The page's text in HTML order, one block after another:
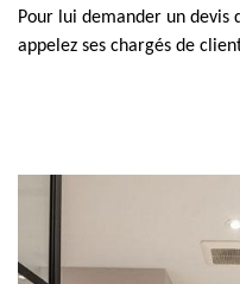
Pour lui demander un
appelez ses chargés de